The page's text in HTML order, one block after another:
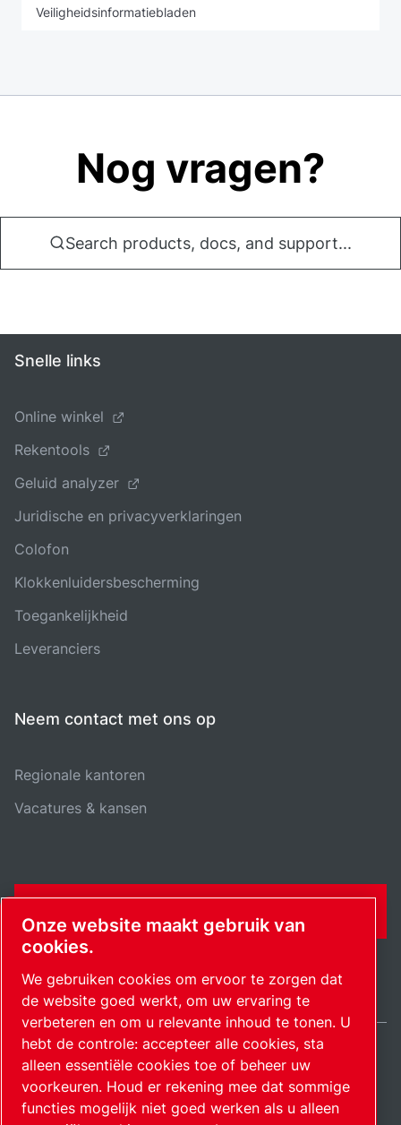
Veiligheidsinformatiebladen
Nog vragen?
Search products, docs, and support...
Snelle links
Online winkel
Rekentools
Geluid analyzer
Juridische en privacyverklaringen
Colofon
Klokkenluidersbescherming
Toegankelijkheid
Leveranciers
Neem contact met ons op
Regionale kantoren
Vacatures & kansen
SitemapCookie-instellingen beheren© 2026 Auteursrecht.
Netherlands / NL
Onze website maakt gebruik van
cookies.
We gebruiken cookies om ervoor te zorgen dat
de website goed werkt, om uw ervaring te
verbeteren en om u relevante inhoud te tonen. U
hebt de controle: accepteer alle cookies, sta
alleen essentiële cookies toe of beheer uw
voorkeuren. Houd er rekening mee dat sommige
functies mogelijk niet goed werken als u alleen